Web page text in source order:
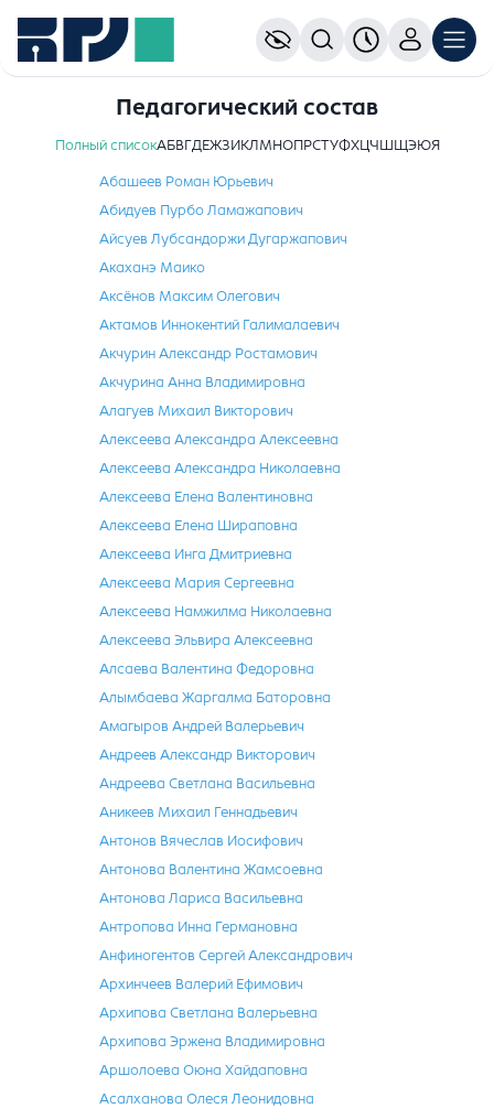
Педагогический состав
Полный списокАБВГДЕЖЗ И КЛ М НОП РСТУФХЦЧ Ш ЩЭЮЯ
Абашеев Роман Юрьевич
Абидуев Пурбо Ламажапович
Айсуев Лубсандоржи Дугаржапович
Акаханэ Маико
Аксёнов Максим Олегович
Актамов Иннокентий Галималаевич
Акчурин Александр Ростамович
Акчурина Анна Владимировна
Алагуев Михаил Викторович
Алексеева Александра Алексеевна
Алексеева Александра Николаевна
Алексеева Елена Валентиновна
Алексеева Елена Шираповна
Алексеева Инга Дмитриевна
Алексеева Мария Сергеевна
Алексеева Намжилма Николаевна
Алексеева Эльвира Алексеевна
Алсаева Валентина Федоровна
Алымбаева Жаргалма Баторовна
Амагыров Андрей Валерьевич
Андреев Александр Викторович
Андреева Светлана Васильевна
Аникеев Михаил Геннадьевич
Антонов Вячеслав Иосифович
Антонова Валентина Жамсоевна
Антонова Лариса Васильевна
Антропова Инна Германовна
Анфиногентов Сергей Александрович
Архинчеев Валерий Ефимович
Архипова Светлана Валерьевна
Архипова Эржена Владимировна
Аршолоева Оюна Хайдаповна
Асалханова Олеся Леонидовна